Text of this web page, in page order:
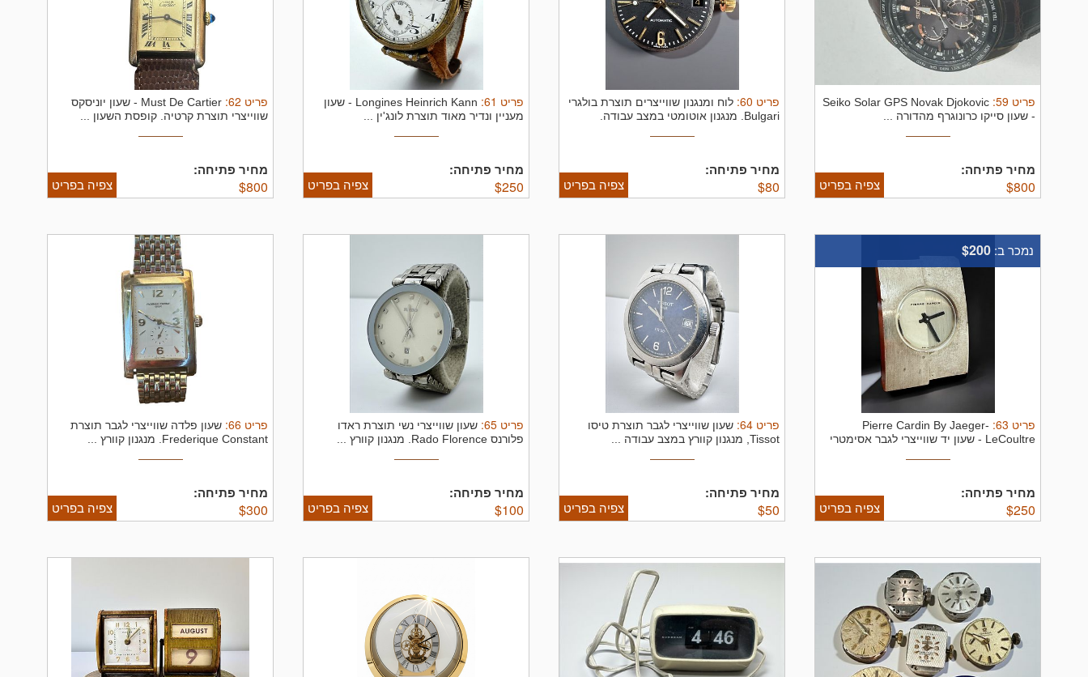
פריט 59
:
Seiko Solar GPS Novak Djokovic
- שעון סייקו כרונוגרף מהדורה ...
מחיר פתיחה:
$800 צפיה בפריט
פריט 60
: לוח ומנגנון שווייצרים תוצרת בולגרי
Bulgari. מנגנון אוטומטי במצב עבודה.
מחיר פתיחה:
$80 צפיה בפריט
פריט 61
:
Longines Heinrich Kann - שעון
מעניין ונדיר מאוד תוצרת לונג'ין ...
מחיר פתיחה:
$250 צפיה בפריט
פריט 62
:
Must De Cartier - שעון יוניסקס
שווייצרי תוצרת קרטיה. קופסת השעון ...
מחיר פתיחה:
$800 צפיה בפריט
נמכר ב: $200
פריט 63
:
Pierre Cardin By Jaeger-
LeCoultre - שעון יד שווייצרי לגבר אסימטרי
מחיר פתיחה:
$250 צפיה בפריט
פריט 64
: שעון שווייצרי לגבר תוצרת טיסו
Tissot, מנגנון קוורץ במצב עבודה ...
מחיר פתיחה:
$50 צפיה בפריט
פריט 65
: שעון שווייצרי נשי תוצרת ראדו
פלורנס Rado Florence. מנגנון קוורץ ...
מחיר פתיחה:
$100 צפיה בפריט
פריט 66
: שעון פלדה שווייצרי לגבר תוצרת
Frederique Constant. מנגנון קוורץ ...
מחיר פתיחה:
$300 צפיה בפריט